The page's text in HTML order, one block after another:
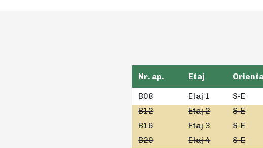
Nr. ap. Etaj
B08 Etaj 1 S-E
B12
Etaj 2 S-E
B16
Etaj 3 S-E
B20
Etaj 4 S-E